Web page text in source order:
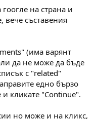
гоогле на страна и
вече съставения
(има варянт
да не може да бъде
с "related"
едно бързо
и кликате "Continue".
но може и на кликс,